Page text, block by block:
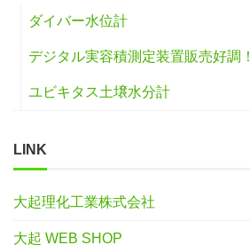
ダイバー水位計
デジタル実容積測定装置販売好調！
ユビキタス土壌水分計
LINK
大起理化工業株式会社
大起 WEB SHOP